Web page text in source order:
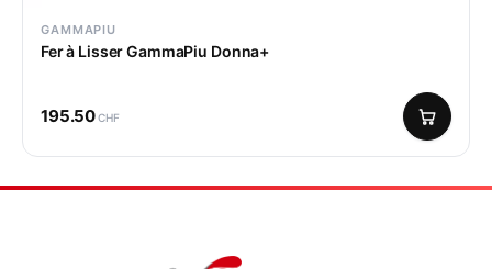
GAMMAPIU
Fer à Lisser GammaPiu Donna+
195.50CHF